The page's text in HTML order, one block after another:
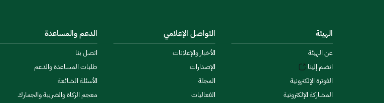
الهيئة
عن الهيئة
انضم إلينا
الفوترة الإلكترونية
المشاركة الإلكترونية
التواصل الإعلامي
الأخبار والإعلانات
الإصدارات
المجلة
الفعاليات
الدعم والمساعدة
اتصل بنا
طلبات المساعدة والدعم
الأسئلة الشائعة
معجم الزكاة والضريبة والجمارك